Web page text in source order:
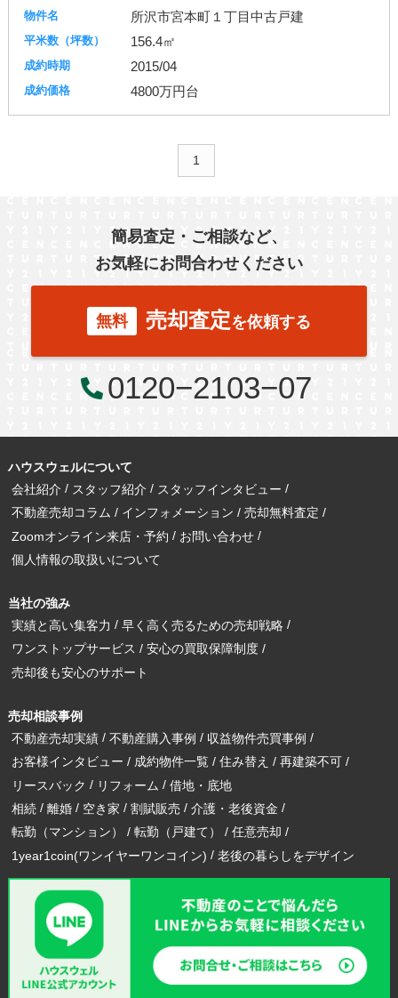
所沢市宮本町１丁目中古戸建
156.4㎡
2015/04
4800万円台
1
簡易査定・ご相談など、
お気軽にお問合わせください
無料 売却査定を依頼する
0120−2103−07
ハウスウェルについて
会社紹介
スタッフ紹介
スタッフインタビュー
不動産売却コラム
インフォメーション
売却無料査定
Zoomオンライン来店・予約
お問い合わせ
個人情報の取扱いについて
当社の強み
実績と高い集客力
早く高く売るための売却戦略
ワンストップサービス
安心の買取保障制度
売却後も安心のサポート
売却相談事例
不動産売却実績
不動産購入事例
収益物件売買事例
お客様インタビュー
成約物件一覧 住み替え
再建築不可
リースバック
リフォーム
借地・底地
相続
離婚 空き家 割賦販売
介護・老後資金
転勤（マンション）
転勤（戸建て）
任意売却
1year1coin(ワンイヤーワンコイン)
老後の暮らしをデザイン